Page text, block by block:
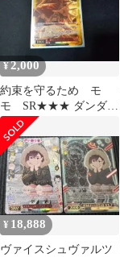
¥2,000
約束を守るため モ
モ SR★★★ ダンダダ
ン ヴァイスシュヴァ
ルツ
¥ 18,888
ヴァイスシュヴァルツ